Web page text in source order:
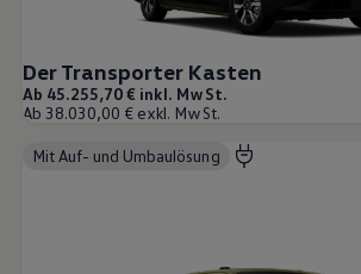
Der Transporter Kasten
Ab 45.255,70 € inkl. MwSt.
Ab 38.030,00 € exkl. MwSt.
Mit Auf- und Umbaulösung